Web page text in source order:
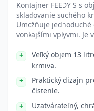
Kontajner FEEDY S s
skladovanie suchého
Umožňuje
vonkajšími vplyvmi. Je
Veľký objem 13
krmiva.
Praktický dizajn
čistenie.
Uzatvárateľný,